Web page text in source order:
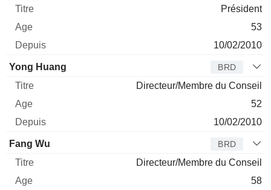
Président
53
10/02/2010
Yong Huang BRD
Directeur/Membre du Conseil
52
10/02/2010
Fang Wu BRD
Directeur/Membre du Conseil
58